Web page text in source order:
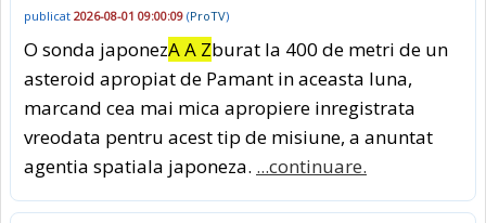
publicat 2026-08-01 09:00:09 (ProTV)
O sonda japonezA A Zburat la 400 de metri de un
asteroid apropiat de Pamant in aceasta luna,
marcand cea mai mica apropiere inregistrata
vreodata pentru acest tip de misiune, a anuntat
agentia spatiala japoneza. ...continuare.